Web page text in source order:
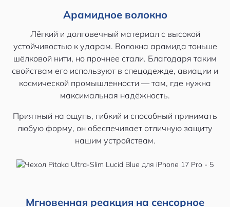
Арамидное волокно
Лёгкий и долговечный материал с высокой
устойчивостью к ударам. Волокна арамида тоньше
шёлковой нити, но прочнее стали. Благодаря таким
свойствам его используют в спецодежде, авиации и
космической промышленности — там, где нужна
максимальная надёжность.
Приятный на ощупь, гибкий и способный принимать
любую форму, он обеспечивает отличную защиту
нашим устройствам.
Мгновенная реакция на сенсорное